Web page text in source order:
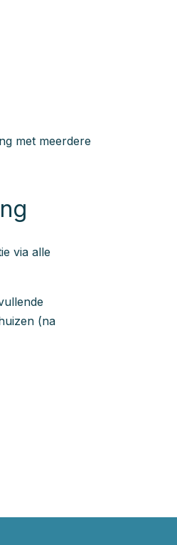
met meerdere
via alle
(na